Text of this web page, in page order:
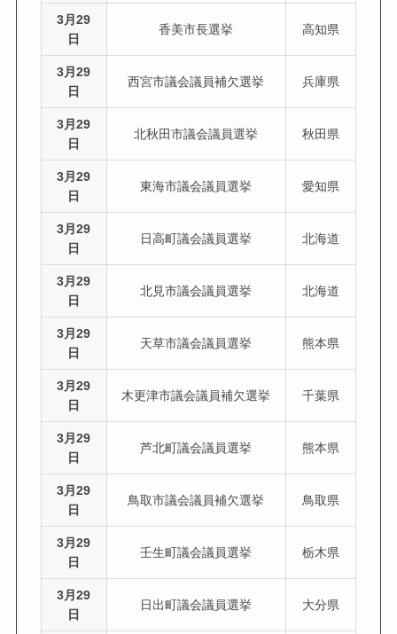
3月29
日
香美市長選挙 高知県
3月29
日
西宮市議会議員補欠選挙 兵庫県
3月29
日
北秋田市議会議員選挙 秋田県
3月29
日
東海市議会議員選挙 愛知県
3月29
日
日高町議会議員選挙 北海道
3月29
日
北見市議会議員選挙 北海道
3月29
日
天草市議会議員選挙 熊本県
3月29
日
木更津市議会議員補欠選挙 千葉県
3月29
日
芦北町議会議員選挙 熊本県
3月29
日
鳥取市議会議員補欠選挙 鳥取県
3月29
日
壬生町議会議員選挙 栃木県
3月29
日
日出町議会議員選挙 大分県